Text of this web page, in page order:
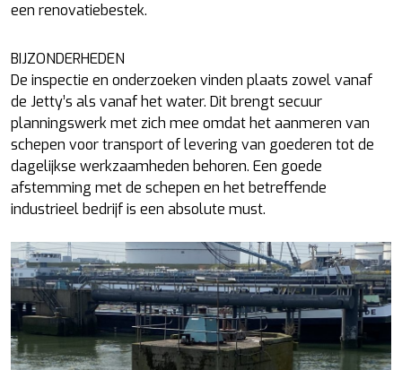
een renovatiebestek.
BIJZONDERHEDEN
De inspectie en onderzoeken vinden plaats zowel vanaf
de Jetty’s als vanaf het water. Dit brengt secuur
planningswerk met zich mee omdat het aanmeren van
schepen voor transport of levering van goederen tot de
dagelijkse werkzaamheden behoren. Een goede
afstemming met de schepen en het betreffende
industrieel bedrijf is een absolute must.